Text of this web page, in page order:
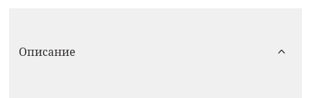
Описание